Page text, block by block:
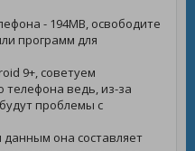
- 194MB, освободите
программ для
9+, советуем
ведь, из-за
проблемы с
данным она составляет